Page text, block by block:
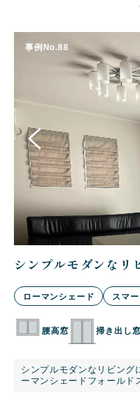
事例No.88
シンプルモダンなリ
ローマンシェード スマ
腰高窓 掃き出し窓
シンプルモダンなリビング
ーマンシェードフォールド